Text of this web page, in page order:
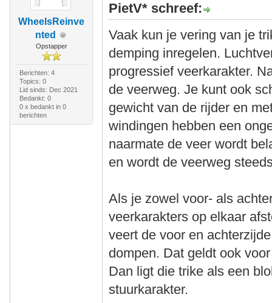
WheelsReinve
nted
Opstapper
Berichten: 4
Topics: 0
Lid sinds: Dec 2021
Bedankt: 0
0 x bedankt in 0
berichten
PietV* schreef:
Vaak kun je vering van je
demping inregelen.
progressief veerkarakter.
de veerweg. Je kunt ook
gewicht van de rijder en
windingen hebben een
naarmate de veer wordt
en wordt de veerweg
Als je zowel voor- als
veerkarakters op elkaar
veert de voor en
dompen. Dat geldt ook
Dan ligt die trike als een
stuurkarakter.